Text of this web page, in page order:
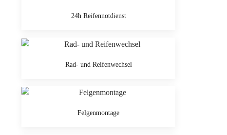
24h Reifennotdienst
Rad- und Reifenwechsel
Felgenmontage